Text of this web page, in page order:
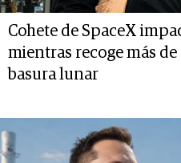
Cohete de SpaceX
mientras recoge más
basura lunar